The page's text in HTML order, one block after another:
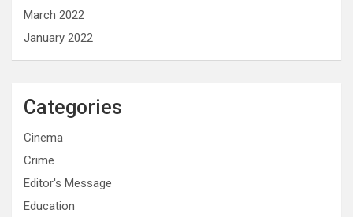
March 2022
January 2022
Categories
Cinema
Crime
Editor's Message
Education